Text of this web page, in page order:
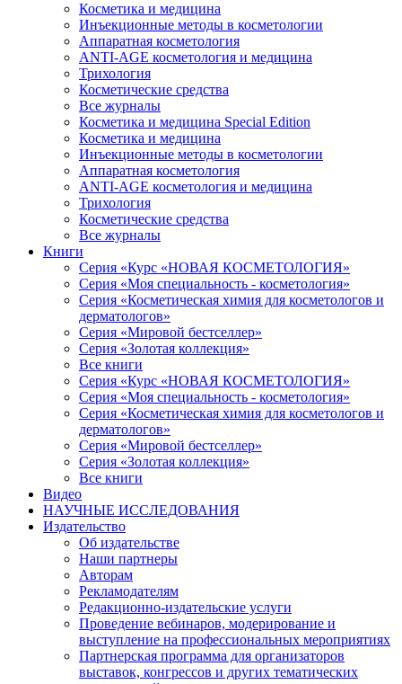
Косметика и медицина
Инъекционные методы в косметологии
Аппаратная косметология
ANTI-AGE косметология и медицина
Трихология
Косметические средства
Все журналы
Косметика и медицина Special Edition
Косметика и медицина
Инъекционные методы в косметологии
Аппаратная косметология
ANTI-AGE косметология и медицина
Трихология
Косметические средства
Все журналы
Книги
Серия «Курс «НОВАЯ КОСМЕТОЛОГИЯ»
Серия «Моя специальность - косметология»
Серия «Косметическая химия для косметологов и
дерматологов»
Серия «Мировой бестселлер»
Серия «Золотая коллекция»
Все книги
Серия «Курс «НОВАЯ КОСМЕТОЛОГИЯ»
Серия «Моя специальность - косметология»
Серия «Косметическая химия для косметологов и
дерматологов»
Серия «Мировой бестселлер»
Серия «Золотая коллекция»
Все книги
Видео
НАУЧНЫЕ ИССЛЕДОВАНИЯ
Издательство
Об издательстве
Наши партнеры
Авторам
Рекламодателям
Редакционно-издательские услуги
Проведение вебинаров, модерирование и
выступление на профессиональных мероприятиях
Партнерская программа для организаторов
выставок, конгрессов и других тематических